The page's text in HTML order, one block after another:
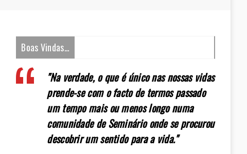
Boas Vindas…
"Na verdade, o que é único nas nossas vidas
prende-se com o facto de termos passado
um tempo mais ou menos longo numa
comunidade de Seminário onde se procurou
descobrir um sentido para a vida."